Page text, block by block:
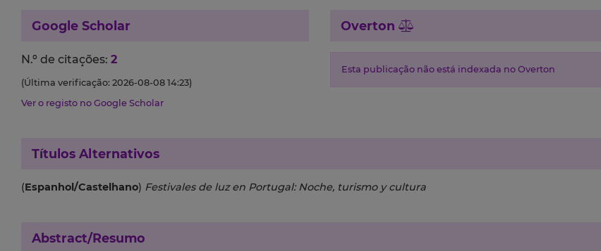
Google Scholar
N.º de citações: 2
(Última verificação: 2026-08-08 14:23)
Ver o registo no Google Scholar
Overton
Esta publicação não está indexada no Overton
Títulos Alternativos
(Espanhol/Castelhano) Festivales de luz en Portugal: Noche, turismo y cultura
Abstract/Resumo